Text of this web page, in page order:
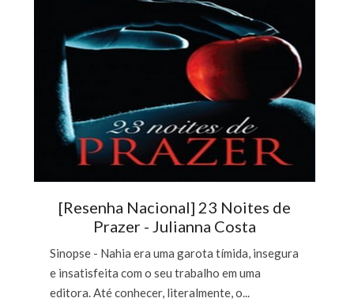
[Resenha Nacional] 23 Noites de
Prazer - Julianna Costa
Sinopse - Nahia era uma garota tímida, insegura
e insatisfeita com o seu trabalho em uma
editora. Até conhecer, literalmente, o...